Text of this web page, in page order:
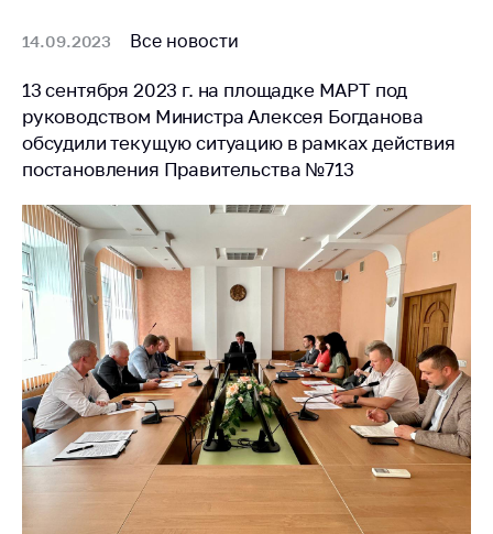
14.09.2023 Все новости
13 сентября 2023 г. на площадке МАРТ под
руководством Министра Алексея Богданова
обсудили текущую ситуацию в рамках действия
постановления Правительства №713